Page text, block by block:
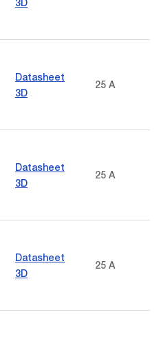
3D
Datasheet
3D
25 A
Datasheet
3D
25 A
Datasheet
3D
25 A